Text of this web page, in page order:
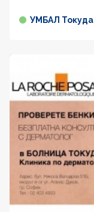
УМБАЛ Токуда